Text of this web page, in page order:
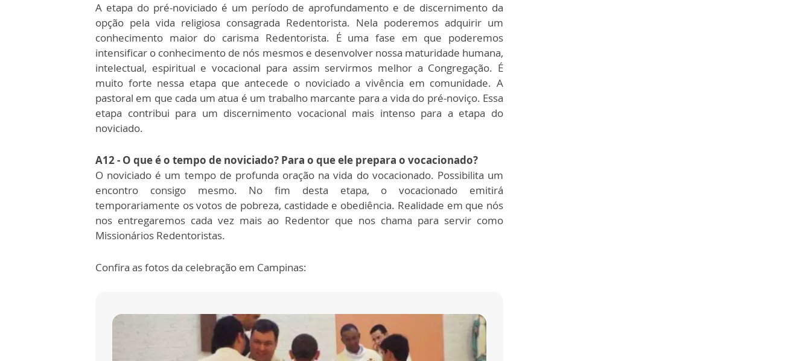
A etapa do pré-noviciado é um período de aprofundamento e de discernimento da
opção pela vida religiosa consagrada Redentorista. Nela poderemos adquirir um
conhecimento maior do carisma Redentorista. É uma fase em que poderemos
intensificar o conhecimento de nós mesmos e desenvolver nossa maturidade humana,
intelectual, espiritual e vocacional para assim servirmos melhor a Congregação. É
muito forte nessa etapa que antecede o noviciado a vivência em comunidade. A
pastoral em que cada um atua é um trabalho marcante para a vida do pré-noviço. Essa
etapa contribui para um discernimento vocacional mais intenso para a etapa do
noviciado.
A12 - O que é o tempo de noviciado? Para o que ele prepara o vocacionado?
O noviciado é um tempo de profunda oração na vida do vocacionado. Possibilita um
encontro consigo mesmo. No fim desta etapa, o vocacionado emitirá
temporariamente os votos de pobreza, castidade e obediência. Realidade em que nós
nos entregaremos cada vez mais ao Redentor que nos chama para servir como
Missionários Redentoristas.
Confira as fotos da celebração em Campinas: